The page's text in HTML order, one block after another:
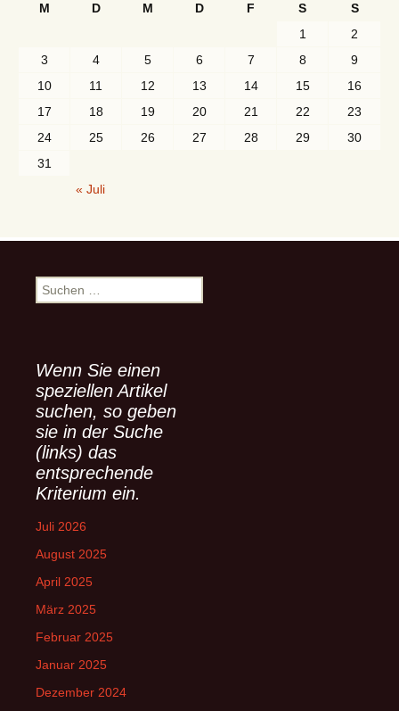
M
D M D F S
S
1
2
3
4 5 6 7 8
9
10
11 12 13 14 15
16
17
18 19 20 21 22
23
24
25 26 27 28 29
30
31
« Juli
S
u
n
n
a
c
h
:
Wenn Sie einen
speziellen Artikel
suchen, so geben
sie in der Suche
(links) das
entsprechende
Kriterium ein.
Juli 2026
August 2025
April 2025
März 2025
Februar 2025
Januar 2025
Dezember 2024